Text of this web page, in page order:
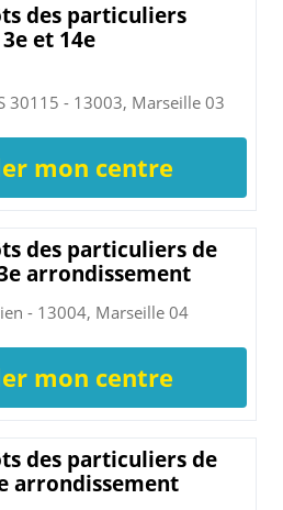
des particuliers
et 14e
30115 - 13003, Marseille 03
mon centre
des particuliers de
arrondissement
- 13004, Marseille 04
mon centre
des particuliers de
arrondissement